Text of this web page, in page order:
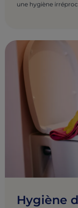
une hygiène
Hygiène